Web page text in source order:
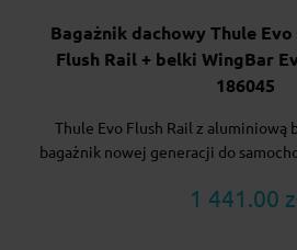
Bagażnik dachowy Thule
Flush Rail + belki WingBar
186045
Thule Evo Flush Rail z aluminiową
bagażnik nowej generacji do
1 441.00